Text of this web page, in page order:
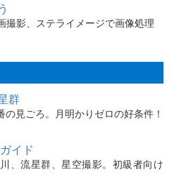
撮影、ステライメージで画像処理
群
見ごろ。月明かりゼロの好条件！
イド
、流星群、星空撮影。初級者向け